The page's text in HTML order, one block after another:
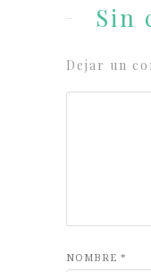
Sin
Dejar un
NOMBRE *